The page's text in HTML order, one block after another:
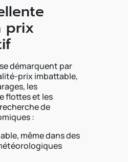
prix
se démarquent par
prix imbattable,
les
flottes et les
de
:
même dans des